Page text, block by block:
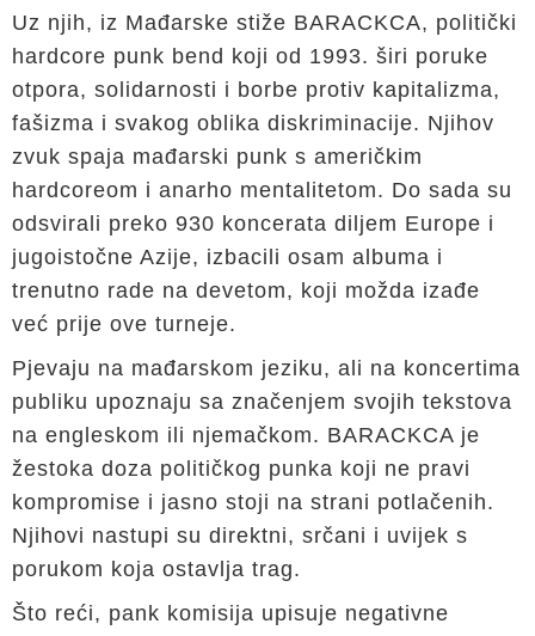
Uz njih, iz Mađarske stiže BARACKCA, politički
hardcore punk bend koji od 1993. širi poruke
otpora, solidarnosti i borbe protiv kapitalizma,
fašizma i svakog oblika diskriminacije. Njihov
zvuk spaja mađarski punk s američkim
hardcoreom i anarho mentalitetom. Do sada su
odsvirali preko 930 koncerata diljem Europe i
jugoistočne Azije, izbacili osam albuma i
trenutno rade na devetom, koji možda izađe
već prije ove turneje.
Pjevaju na mađarskom jeziku, ali na koncertima
publiku upoznaju sa značenjem svojih tekstova
na engleskom ili njemačkom. BARACKCA je
žestoka doza političkog punka koji ne pravi
kompromise i jasno stoji na strani potlačenih.
Njihovi nastupi su direktni, srčani i uvijek s
porukom koja ostavlja trag.
Što reći, pank komisija upisuje negativne